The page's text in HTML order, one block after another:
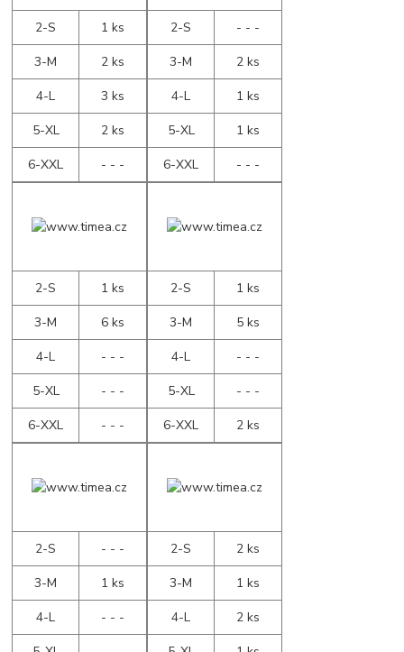
2-S
1 ks
3-M
2 ks
4-L
3 ks
5-XL
2 ks
6-XXL
- - -
2-S
- - -
3-M
2 ks
4-L
1 ks
5-XL
1 ks
6-XXL
- - -
2-S
1 ks
3-M
6 ks
4-L
- - -
5-XL
- - -
6-XXL
- - -
2-S
1 ks
3-M
5 ks
4-L
- - -
5-XL
- - -
6-XXL
2 ks
2-S
- - -
3-M
1 ks
4-L
- - -
2-S
2 ks
3-M
1 ks
4-L
2 ks